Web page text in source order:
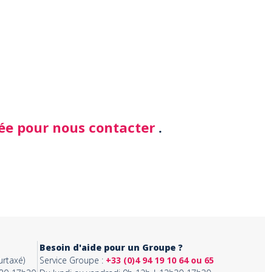
pour nous contacter .
Besoin d'aide pour un Groupe ?
Service Groupe : +33 (0)4 94 19 10 64 ou 65